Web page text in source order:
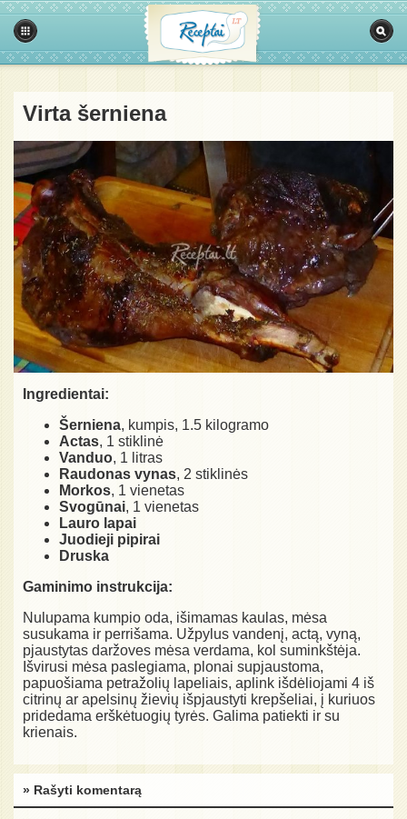
Virta šerniena
Ingredientai:
Šerniena, kumpis, 1.5 kilogramo
Actas, 1 stiklinė
Vanduo, 1 litras
Raudonas vynas, 2 stiklinės
Morkos, 1 vienetas
Svogūnai, 1 vienetas
Lauro lapai
Juodieji pipirai
Druska
Gaminimo instrukcija:
Nulupama kumpio oda, išimamas kaulas, mėsa
susukama ir perrišama. Užpylus vandenį, actą, vyną,
pjaustytas daržoves mėsa verdama, kol suminkštėja.
Išvirusi mėsa paslegiama, plonai supjaustoma,
papuošiama petražolių lapeliais, aplink išdėliojami 4 iš
citrinų ar apelsinų žievių išpjaustyti krepšeliai, į kuriuos
pridedama erškėtuogių tyrės. Galima patiekti ir su
krienais.
» Rašyti komentarą